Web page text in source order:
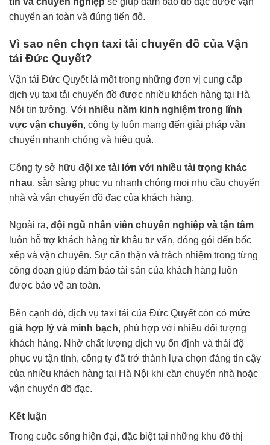
chuyển an toàn và đúng tiến độ.
Vì sao nên chọn taxi tải chuyển đồ của Vận
tải Đức Quyết?
Vận tải Đức Quyết là một trong những đơn vị cung cấp
dịch vụ taxi tải chuyển đồ được nhiều khách hàng tại Hà
Nội tin tưởng. Với nhiều năm kinh nghiệm trong lĩnh
vực vận chuyển, công ty luôn mang đến giải pháp vận
chuyển nhanh chóng và hiệu quả.
Công ty sở hữu đội xe tải lớn với nhiều tải trọng khác
nhau, sẵn sàng phục vụ nhanh chóng mọi nhu cầu chuyển
nhà và vận chuyển đồ đạc của khách hàng.
Ngoài ra, đội ngũ nhân viên chuyên nghiệp và tận tâm
luôn hỗ trợ khách hàng từ khâu tư vấn, đóng gói đến bốc
xếp và vận chuyển. Sự cẩn thận và trách nhiệm trong từng
công đoạn giúp đảm bảo tài sản của khách hàng luôn
được bảo vệ an toàn.
Bên cạnh đó, dịch vụ taxi tải của Đức Quyết còn có mức
giá hợp lý và minh bạch, phù hợp với nhiều đối tượng
khách hàng. Nhờ chất lượng dịch vụ ổn định và thái độ
phục vụ tận tình, công ty đã trở thành lựa chọn đáng tin cậy
của nhiều khách hàng tại Hà Nội khi cần chuyển nhà hoặc
vận chuyển đồ đạc.
Kết luận
Trong cuộc sống hiện đại, đặc biệt tại những khu đô thị